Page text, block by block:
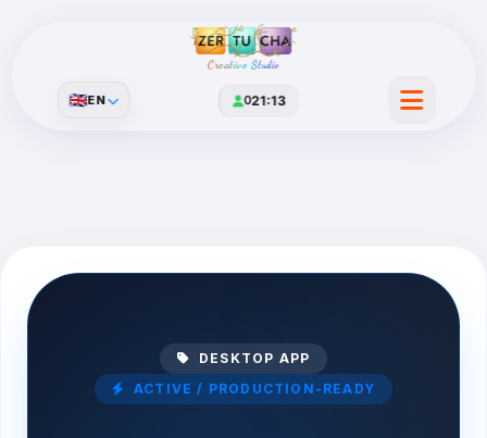
Creative Studio
021:13
🇬🇧EN
DESKTOP APP
ACTIVE / PRODUCTION-READY